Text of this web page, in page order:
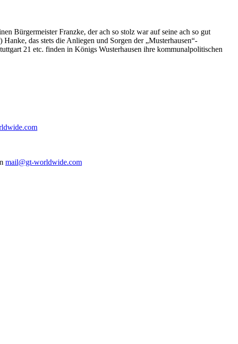
Bürgermeister Franzke, der ach so stolz war auf seine ach so gut
das stets die Anliegen und Sorgen der „Musterhausen“-
21 etc. finden in Königs Wusterhausen ihre kommunalpolitischen
mail@gt-worldwide.com